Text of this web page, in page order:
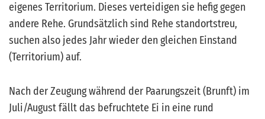
eigenes Territorium. Dieses verteidigen sie hefig gegen
andere Rehe. Grundsätzlich sind Rehe standortstreu,
suchen also jedes Jahr wieder den gleichen Einstand
(Territorium) auf.
Nach der Zeugung während der Paarungszeit (Brunft) im
Juli/August fällt das befruchtete Ei in eine rund